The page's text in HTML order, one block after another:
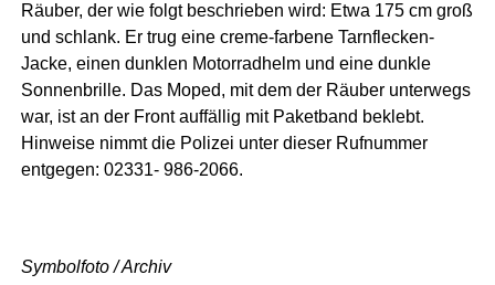
Räuber, der wie folgt beschrieben wird: Etwa 175 cm groß
und schlank. Er trug eine creme-farbene Tarnflecken-
Jacke, einen dunklen Motorradhelm und eine dunkle
Sonnenbrille. Das Moped, mit dem der Räuber unterwegs
war, ist an der Front auffällig mit Paketband beklebt.
Hinweise nimmt die Polizei unter dieser Rufnummer
entgegen: 02331- 986-2066.
Symbolfoto / Archiv